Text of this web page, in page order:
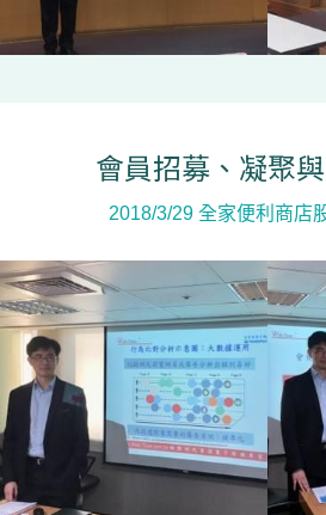
會員招募、凝聚
2018/3/29 全家便利商店